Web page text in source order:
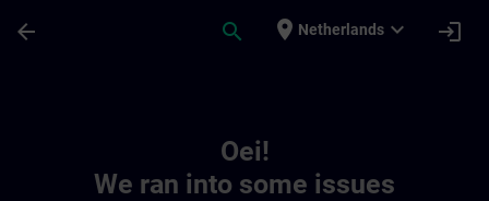
arrow_back search place Netherlands expand_more login
Oei!
We ran into some issues